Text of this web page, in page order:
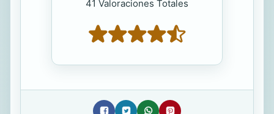
41 Valoraciones Totales